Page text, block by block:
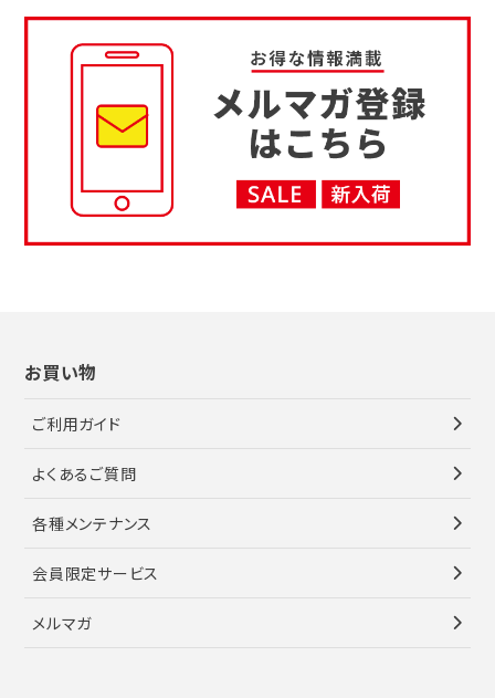
お買い物
ご利用ガイド
よくあるご質問
各種メンテナンス
会員限定サービス
メルマガ